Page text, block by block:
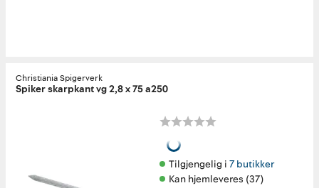
Christiania Spigerverk
Spiker skarpkant vg 2,8 x 75 a250
Tilgjengelig i 7 butikker
Kan hjemleveres (37)